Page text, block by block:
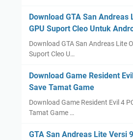
Download GTA San Andreas
GPU Suport Cleo Untuk
Download GTA San Andreas Lite
Suport Cleo U…
Download Game Resident
Save Tamat Game
Download Game Resident Evil 4
Tamat Game …
GTA San Andreas Lite Versi